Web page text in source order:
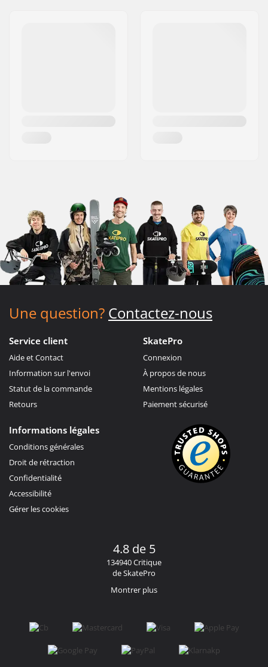
Une question? Contactez-nous
Service client
Aide et Contact
Information sur l'envoi
Statut de la commande
Retours
SkatePro
Connexion
À propos de nous
Mentions légales
Paiement sécurisé
Informations légales
Conditions générales
Droit de rétraction
Confidentialité
Accessibilité
Gérer les cookies
4.8 de 5
134940 Critique
de SkatePro
Montrer plus